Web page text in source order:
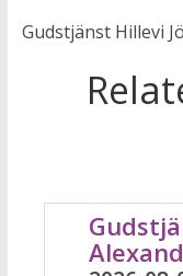
Gudstjänst Hillevi